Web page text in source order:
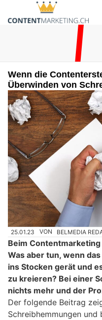
Wenn die
Überwinden von
25.01.23 VON BELMEDIA
Beim
Was aber tun, wenn
ins Stocken gerät und
zu kreieren? Bei einer
nichts mehr und der
Der folgende Beitrag
Schreibhemmungen